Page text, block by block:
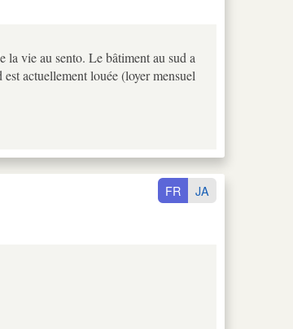
vie au sento. Le bâtiment au sud a
actuellement louée (loyer mensuel
FR JA